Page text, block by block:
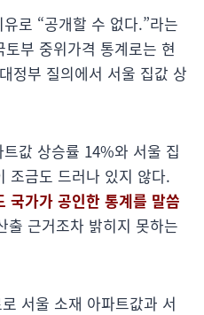
로 “공개할 수 없다.”라는
부 중위가격 통계로는 현
정부 질의에서 서울 집값 상
값 상승률 14%와 서울 집
조금도 드러나 있지 않다.
국가가 공인한 통계를 말씀
출 근거조차 밝히지 못하는
서울 소재 아파트값과 서